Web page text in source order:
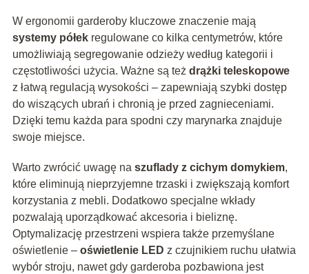
W ergonomii garderoby kluczowe znaczenie mają
systemy półekregulowane co kilka centymetrów, które
umożliwiają segregowanie odzieży według kategorii i
częstotliwości użycia. Ważne są też drążki teleskopowe
z łatwą regulacją wysokości – zapewniają szybki dostęp
do wiszących ubrań i chronią je przed zagnieceniami.
Dzięki temu każda para spodni czy marynarka znajduje
swoje miejsce.
Warto zwrócić uwagę na szuflady z cichym domykiem,
które eliminują nieprzyjemne trzaski i zwiększają komfort
korzystania z mebli. Dodatkowo specjalne wkłady
pozwalają uporządkować akcesoria i bieliznę.
Optymalizację przestrzeni wspiera także przemyślane
oświetlenie – oświetlenie LED z czujnikiem ruchu ułatwia
wybór stroju, nawet gdy garderoba pozbawiona jest